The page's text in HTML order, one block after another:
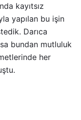
kayıtsız
yapılan bu işin
Darıca
bundan mutluluk
her